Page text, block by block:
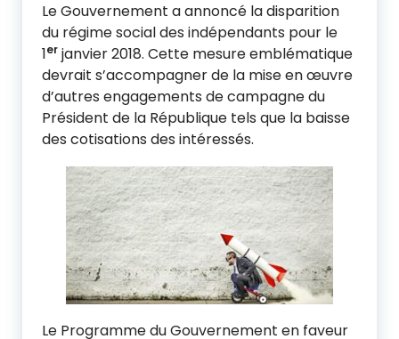
Le Gouvernement a annoncé la disparition
du régime social des indépendants pour le
1er janvier 2018. Cette mesure emblématique
devrait s’accompagner de la mise en œuvre
d’autres engagements de campagne du
Président de la République tels que la baisse
des cotisations des intéressés.
Le Programme du Gouvernement en faveur